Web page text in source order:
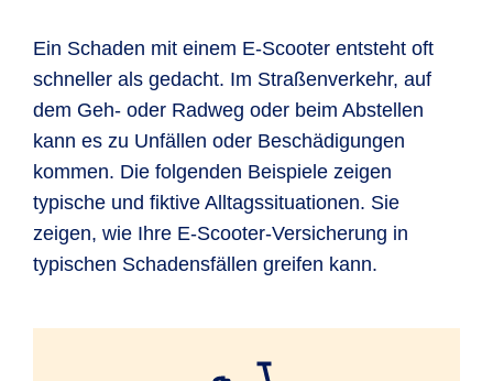
Ein Schaden mit einem E-Scooter entsteht oft
schneller als gedacht. Im Straßenverkehr, auf
dem Geh- oder Radweg oder beim Abstellen
kann es zu Unfällen oder Beschädigungen
kommen. Die folgenden Beispiele zeigen
typische und fiktive Alltagssituationen. Sie
zeigen, wie Ihre E-Scooter-Versicherung in
typischen Schadensfällen greifen kann.